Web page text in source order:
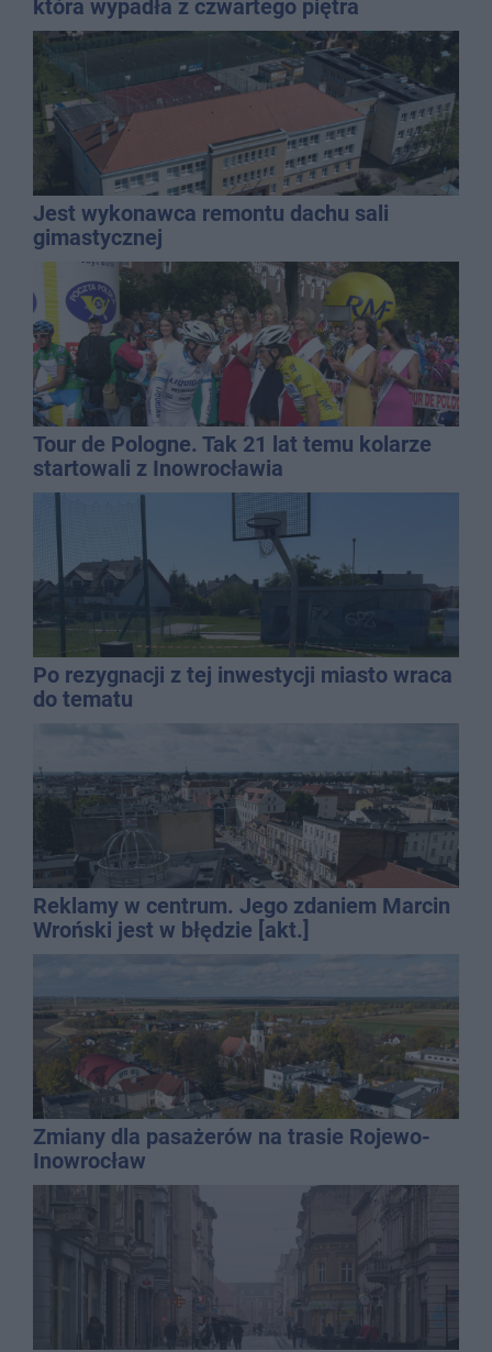
która wypadła z czwartego piętra
Jest wykonawca remontu dachu sali
gimastycznej
Tour de Pologne. Tak 21 lat temu kolarze
startowali z Inowrocławia
Po rezygnacji z tej inwestycji miasto wraca
do tematu
Reklamy w centrum. Jego zdaniem Marcin
Wroński jest w błędzie [akt.]
Zmiany dla pasażerów na trasie Rojewo-
Inowrocław